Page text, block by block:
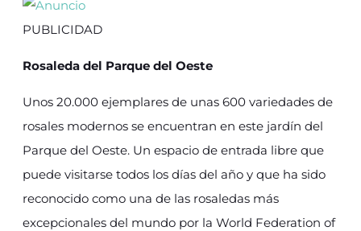
PUBLICIDAD
Rosaleda del Parque del Oeste
Unos 20.000 ejemplares de unas 600 variedades de
rosales modernos se encuentran en este jardín del
Parque del Oeste. Un espacio de entrada libre que
puede visitarse todos los días del año y que ha sido
reconocido como una de las rosaledas más
excepcionales del mundo por la World Federation of